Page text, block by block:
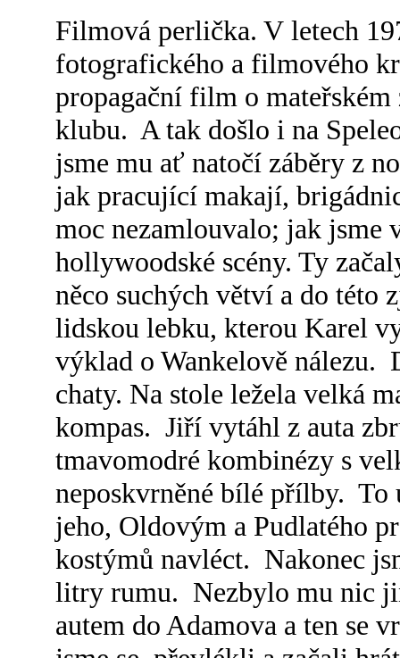
Filmová perlička. V letech
fotografického a filmového
propagační film o
klubu. A tak došlo i na
jsme mu ať natočí záběry z
jak pracující makají,
moc nezamlouvalo; jak
hollywoodské scény. Ty
něco suchých větví a do této
lidskou lebku, kterou Karel
výklad o Wankelově nálezu.
chaty. Na stole ležela velká
kompas. Jiří vytáhl z auta
tmavomodré kombinézy s
neposkvrněné bílé přílby.
jeho, Oldovým a Pudlatého
kostýmů navléct. Nakonec
litry rumu. Nezbylo mu nic
autem do Adamova a ten se